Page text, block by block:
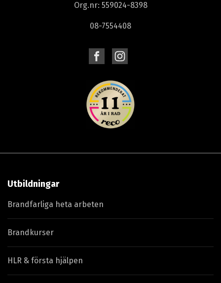
Org.nr: 559024-8398
08-7554408
Utbildningar
Brandfarliga heta arbeten
Brandkurser
HLR & första hjälpen